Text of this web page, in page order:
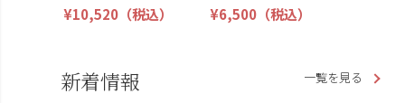
¥10,520 （税込） ¥6,500 （税込）
新着情報 一覧を見る